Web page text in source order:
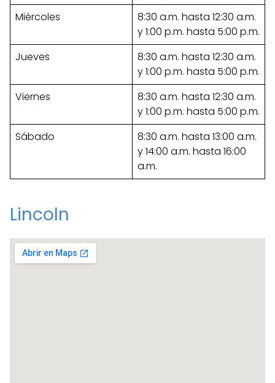
Miércoles
8:30 a.m. hasta 12:30 a.m.
y 1:00 p.m. hasta 5:00 p.m.
Jueves
8:30 a.m. hasta 12:30 a.m.
y 1:00 p.m. hasta 5:00 p.m.
Viernes
8:30 a.m. hasta 12:30 a.m.
y 1:00 p.m. hasta 5:00 p.m.
Sábado
8:30 a.m. hasta 13:00 a.m.
y 14:00 a.m. hasta 16:00
a.m.
Lincoln